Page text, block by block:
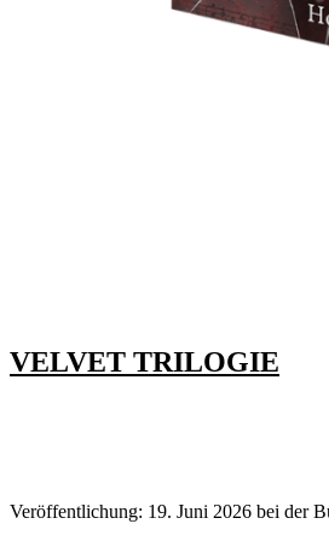
VELVET TRILOGIE
Veröffentlichung: 19. Juni 2026 bei der